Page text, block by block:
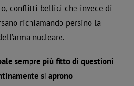
conflitti bellici che invece di
richiamando persino la
nucleare.
sempre più fitto di questioni
si aprono